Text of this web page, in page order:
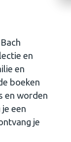
en
en
boeken
en worden
een
je